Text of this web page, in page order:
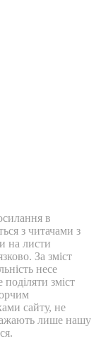
в
з читачами з
на листи
За зміст
несе
зміст
сайту, не
лише нашу